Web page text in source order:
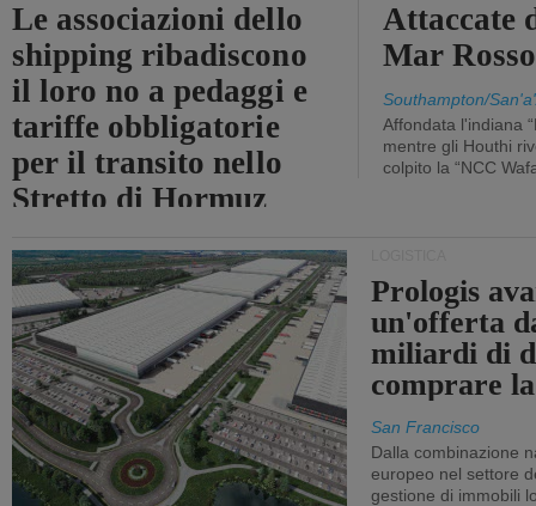
Le associazioni dello
shipping ribadiscono
il loro no a pedaggi e
tariffe obbligatorie
per il transito nello
Stretto di Hormuz
Attaccate
Mar Rosso
Southampton/
Affondata l'indiana
mentre gli Houthi
colpito la “NCC
Prologis
un'offerta
miliardi di
comprare
San Francisco
Dalla combinazione
europeo nel settore
gestione di immobili